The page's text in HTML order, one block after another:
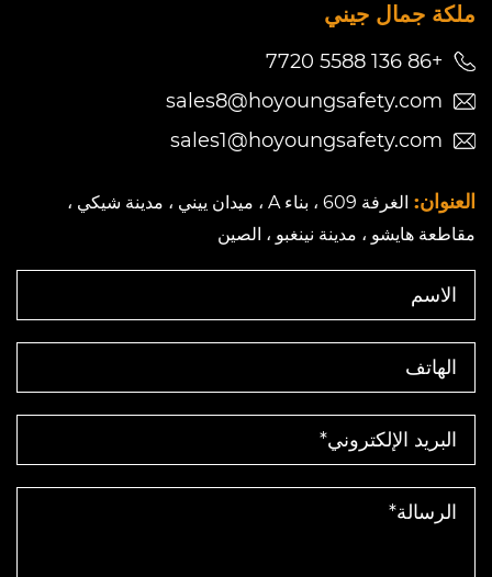
ملكة جمال جيني
+86 136 5588 7720
sales8@hoyoungsafety.com
sales1@hoyoungsafety.com
العنوان:
الغرفة 609 ، بناء A ، ميدان ييني ، مدينة شيكي ،
مقاطعة هايشو ، مدينة نينغبو ، الصين